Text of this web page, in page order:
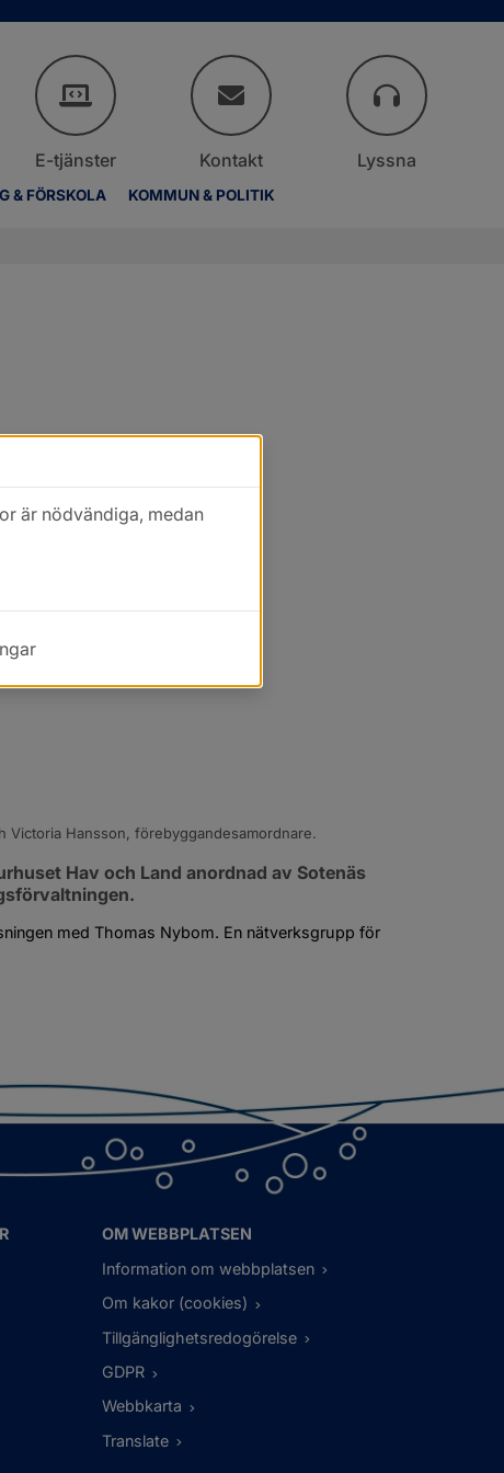
& FÖRSKOLA KOMMUN & POLITIK
E-tjänster Kontakt Lyssna
Victoria Hansson, förebyggandesamordnare.
Hav och Land anordnad av Sotenäs
med Thomas Nybom. En nätverksgrupp för
OM WEBBPLATSEN
Information om webbplatsen
Om kakor (cookies)
Tillgänglighetsredogörelse
GDPR
Webbkarta
Translate
är nödvändiga, medan